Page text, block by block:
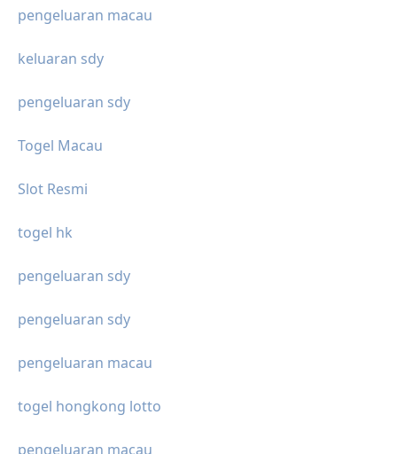
pengeluaran macau
keluaran sdy
pengeluaran sdy
Togel Macau
Slot Resmi
togel hk
pengeluaran sdy
pengeluaran sdy
pengeluaran macau
togel hongkong lotto
pengeluaran macau